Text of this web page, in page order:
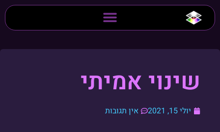
שינוי אמיתי
יולי 15, 2021 אין תגובות